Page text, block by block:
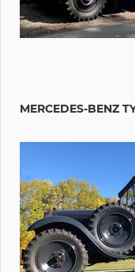
MERCEDES-BENZ